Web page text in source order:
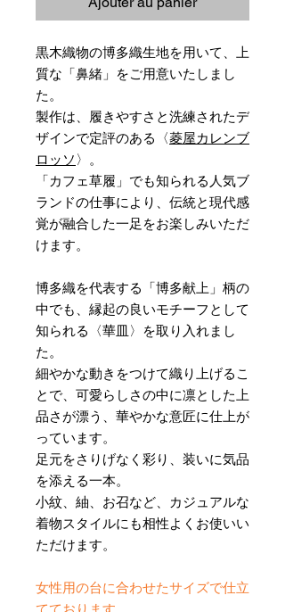
黒木織物の博多織生地を用いて、上
質な「鼻緒」をご用意いたしまし
た。
製作は、履きやすさと洗練されたデ
ザインで定評のある〈菱屋カレンブ
ロッソ 〉。
「カフェ草履」でも知られる人気ブ
ランドの仕事により、伝統と現代感
覚が融合した一足をお楽しみいただ
けます。
博多織を代表する「博多献上」柄の
中でも、縁起の良いモチーフとして
知られる〈華皿〉を取り入れまし
た。
細やかな動きをつけて織り上げるこ
とで、可愛らしさの中に凛とした上
品さが漂う、華やかな意匠に仕上が
っています。
足元をさりげなく彩り、装いに気品
を添える一本。
小紋、紬、お召など、カジュアルな
着物スタイルにも相性よくお使いい
ただけます。
女性用の台に合わせたサイズで仕立
てております。